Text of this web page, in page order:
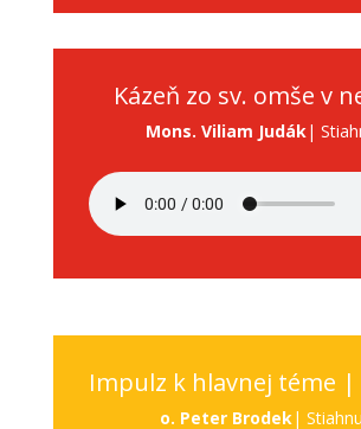
Kázeň zo sv. omše v
Mons. Viliam Judák|
Impulz k hlavnej téme |
o. Peter Brodek|